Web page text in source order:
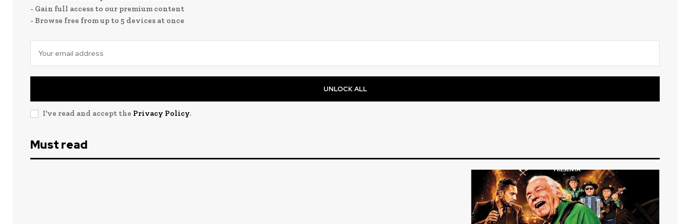
- Gain full access to our premium content
- Browse free from up to 5 devices at once
UNLOCK ALL
I've read and accept the Privacy Policy.
Must read